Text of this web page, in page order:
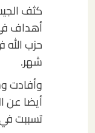
كثف
أهداف
حزب الله
شهر.
وأفادت
أيضا عن
تسببت